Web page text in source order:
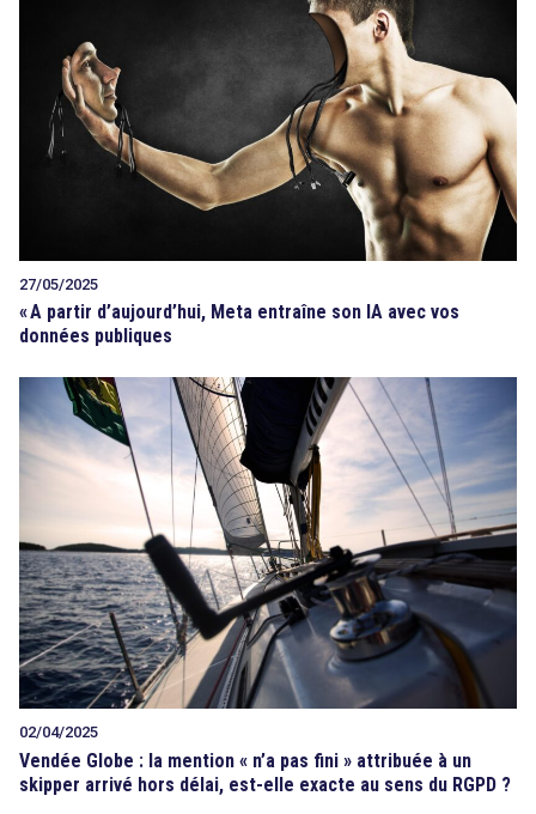
27/05/2025
«A partir d’aujourd’hui, Meta entraîne son IA avec vos
données publiques
02/04/2025
Vendée Globe : la mention « n’a pas fini » attribuée à un
skipper arrivé hors délai, est-elle exacte au sens du RGPD ?